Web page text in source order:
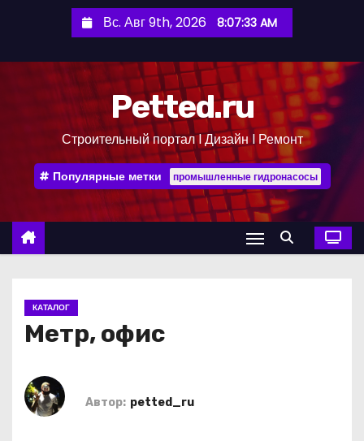
е
Вс. Авг 9th, 2026 8:07:34 AM
Petted.ru
Строительный портал l Дизайн l Ремонт
Популярные метки промышленные гидронасосы
КАТАЛОГ
Метр, офис
Автор: petted_ru